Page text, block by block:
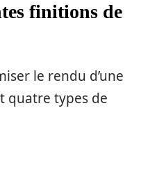
finitions de
le rendu d’une
quatre types de